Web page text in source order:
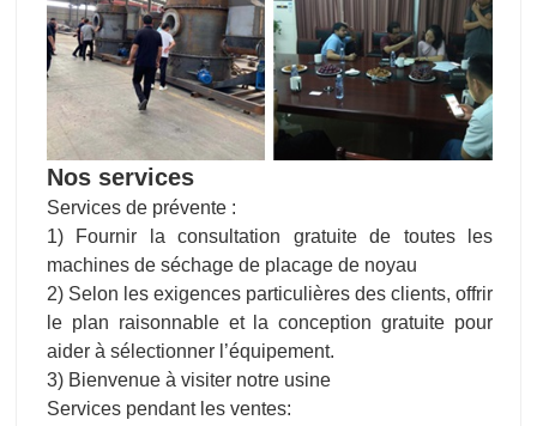
Nos services
Services de prévente :
1) Fournir la consultation gratuite de toutes les
machines de séchage de placage de noyau
2) Selon les exigences particulières des clients, offrir
le plan raisonnable et la conception gratuite pour
aider à sélectionner l’équipement.
3) Bienvenue à visiter notre usine
Services pendant les ventes: